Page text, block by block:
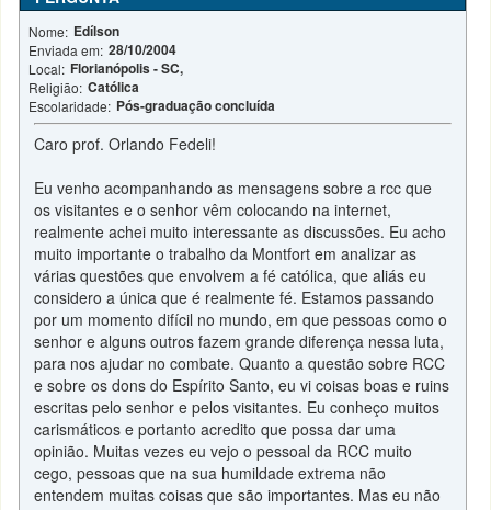
Nome: Edílson
Enviada em: 28/10/2004
Local: Florianópolis - SC,
Religião: Católica
Escolaridade: Pós-graduação concluída
Caro prof. Orlando Fedeli!
Eu venho acompanhando as mensagens sobre a rcc que
os visitantes e o senhor vêm colocando na internet,
realmente achei muito interessante as discussões. Eu acho
muito importante o trabalho da Montfort em analizar as
várias questões que envolvem a fé católica, que aliás eu
considero a única que é realmente fé. Estamos passando
por um momento difícil no mundo, em que pessoas como o
senhor e alguns outros fazem grande diferença nessa luta,
para nos ajudar no combate. Quanto a questão sobre RCC
e sobre os dons do Espírito Santo, eu vi coisas boas e ruins
escritas pelo senhor e pelos visitantes. Eu conheço muitos
carismáticos e portanto acredito que possa dar uma
opinião. Muitas vezes eu vejo o pessoal da RCC muito
cego, pessoas que na sua humildade extrema não
entendem muitas coisas que são importantes. Mas eu não